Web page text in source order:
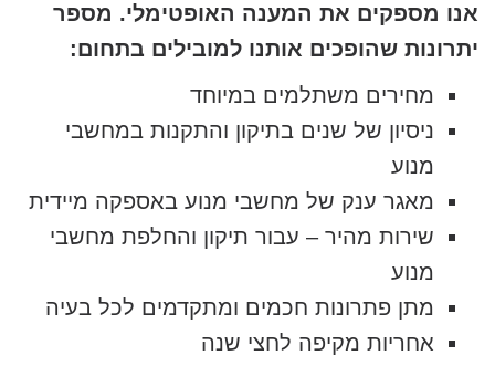
אנו מספקים את המענה האופטימלי. מספר
יתרונות שהופכים אותנו למובילים בתחום:
מחירים משתלמים במיוחד
ניסיון של שנים בתיקון והתקנות במחשבי
מנוע
מאגר ענק של מחשבי מנוע באספקה מיידית
שירות מהיר – עבור תיקון והחלפת מחשבי
מנוע
מתן פתרונות חכמים ומתקדמים לכל בעיה
אחריות מקיפה לחצי שנה